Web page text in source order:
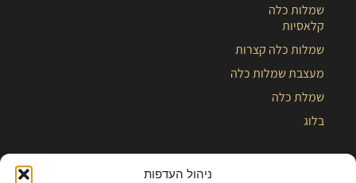
ניהול העדפות
שמלות כלה
קלאסיות
שמלות כלה קצרות
מעצבת שמלות כלה
שמלת כלה
בלוג